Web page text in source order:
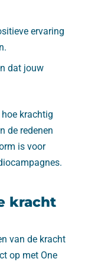
ervaring
dat jouw
krachtig
de redenen
is voor
kracht
van de kracht
op met One